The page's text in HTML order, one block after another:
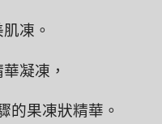
凍。
凝凍，
的果凍狀精華。